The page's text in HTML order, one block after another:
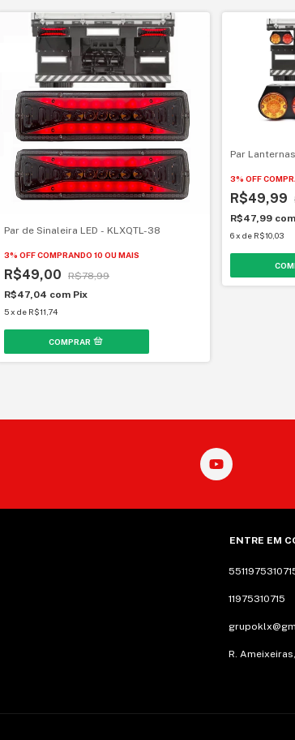
Par de Sinaleira LED - KLXQTL-38
3% OFFCOMPRANDO 10 OU MAIS
R$49,00
R$78,99
R$47,04 com Pix
5x de R$11,74
Par
3% OFF
R$49,99
R$47,99 com
6x de R$10,03
ENTRE EM
11975310715
R.